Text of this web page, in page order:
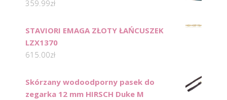
359.99zł
STAVIORI EMAGA ZŁOTY ŁAŃCUSZEK
LZX1370
615.00zł
Skórzany wodoodporny pasek do
zegarka 12 mm HIRSCH Duke M